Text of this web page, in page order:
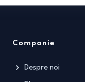
Companie
Despre noi